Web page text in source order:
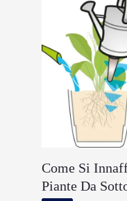
Come Si
Piante Da